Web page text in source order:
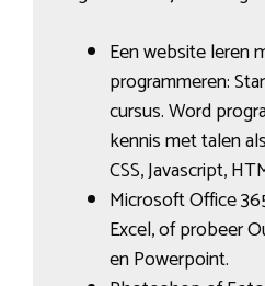
Een website leren
programmeren:
cursus. Word
kennis met talen
CSS, Javascript,
Microsoft Office
Excel, of probeer
en Powerpoint.